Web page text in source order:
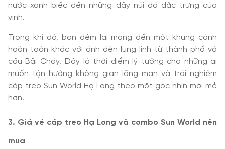
nước xanh biếc đến những dãy núi đá đặc trưng của
vịnh.
Trong khi đó, ban đêm lại mang đến một khung cảnh
hoàn toàn khác với ánh đèn lung linh từ thành phố và
cầu Bãi Cháy. Đây là thời điểm lý tưởng cho những ai
muốn tận hưởng không gian lãng mạn và trải nghiệm
cáp treo Sun World Hạ Long theo một góc nhìn mới mẻ
hơn.
3. Giá vé cáp treo Hạ Long và combo Sun World nên
mua